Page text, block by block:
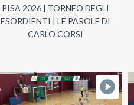
PISA 2026 | TORNEO DEGLI
ESORDIENTI | LE PAROLE DI
CARLO CORSI